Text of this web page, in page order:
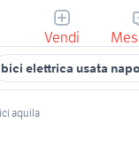
Vendi
bici elettrica usata
aquila